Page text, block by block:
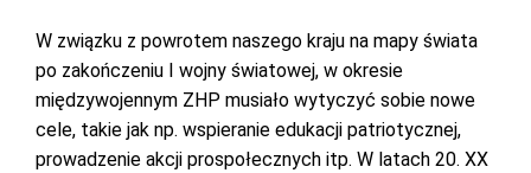
W związku z powrotem naszego kraju na mapy świata
po zakończeniu I wojny światowej, w okresie
międzywojennym ZHP musiało wytyczyć sobie nowe
cele, takie jak np. wspieranie edukacji patriotycznej,
prowadzenie akcji prospołecznych itp. W latach 20. XX